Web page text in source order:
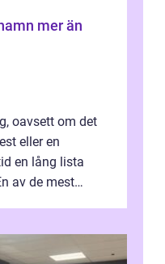
än
oavsett om det
eller en
en lång lista
av de mest